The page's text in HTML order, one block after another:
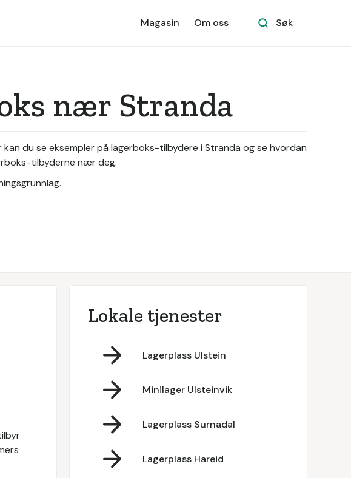
Magasin Om oss Søk
nær Stranda
du se eksempler på lagerboks-tilbydere i Stranda og se hvordan
tilbyderne nær deg.
Lokale tjenester
Lagerplass Ulstein
Minilager Ulsteinvik
Lagerplass Surnadal
Lagerplass Hareid